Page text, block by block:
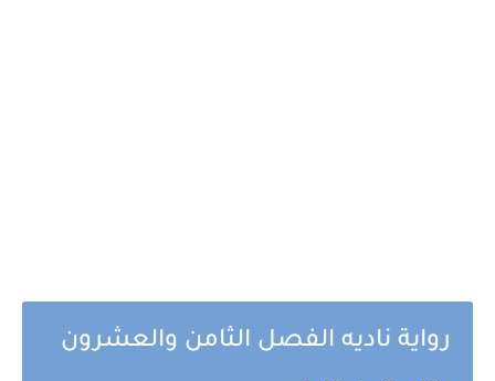
رواية ناديه الفصل الثامن والعشرون